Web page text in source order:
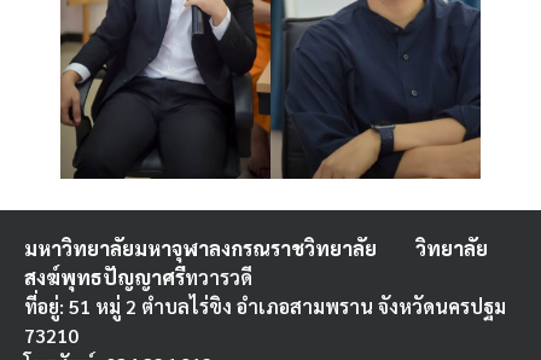
มหาวิทยาลัยมหาจุฬาลงกรณราชวิทยาลัย วิทยาลัย
สงฆ์พุทธปัญญาศรีทวารวดี
ที่อยู่: 51 หมู่ 2 ตำบลไร่ขิง อำเภอสามพราน จังหวัดนครปฐม
73210